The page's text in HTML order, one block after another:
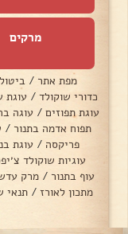
מרקים
מפת אתר /
כדורי שוקולד / עוגת
עוגת תפוזים / עוגה
תפוח אדמה בתנור /
פריקסה / עוגת
עוגיות שוקולד
עוף בתנור / מרק
מתכון לאורז / תנאי